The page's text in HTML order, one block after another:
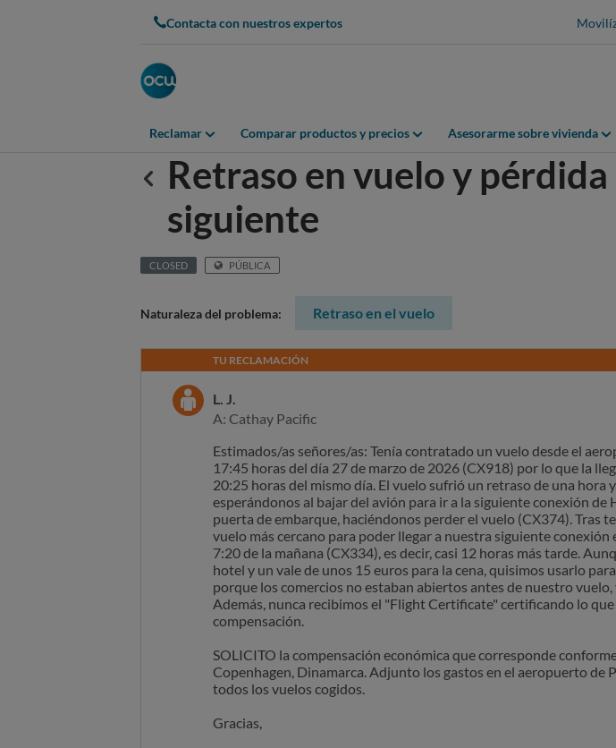
Contacta con nuestros expertos
Reclamar Comparar productos y precios Asesorarme sobre vivienda
Anterior
Retraso en vuelo y pérdida
siguiente
CLOSED PÚBLICA
Naturaleza del problema: Retraso en el vuelo
TU RECLAMACIÓN
L. J.
A: Cathay Pacific
Estimados/as señores/as: Tenía contratado un vuelo desde el
17:45 horas del día 27 de marzo de 2026 (CX918) por lo que la
20:25 horas del mismo día. El vuelo sufrió un retraso de una hora
esperándonos al bajar del avión para ir a la siguiente conexión
puerta de embarque, haciéndonos perder el vuelo (CX374). Tras
vuelo más cercano para poder llegar a nuestra siguiente
7:20 de la mañana (CX334), es decir, casi 12 horas más tarde.
hotel y un vale de unos 15 euros para la cena, quisimos usarlo
porque los comercios no estaban abiertos antes de nuestro
Además, nunca recibimos el "Flight Certificate" certificando lo
compensación.
SOLICITO la compensación económica que corresponde
Copenhagen, Dinamarca. Adjunto los gastos en el aeropuerto de
todos los vuelos cogidos.
Gracias,